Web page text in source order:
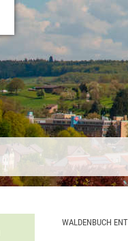
WALDENBUCH